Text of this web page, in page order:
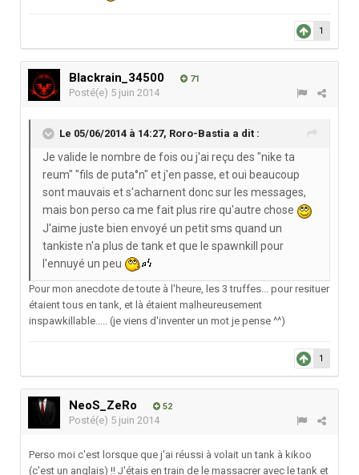
1
Blackrain_34500 71
Posté(e) 5 juin 2014
Le 05/06/2014 à 14:27, Roro-Bastia a dit :
Je valide le nombre de fois ou j'ai reçu des "nike ta
reum" "fils de puta°n" et j'en passe, et oui beaucoup
sont mauvais et s'acharnent donc sur les messages,
mais bon perso ca me fait plus rire qu'autre chose
J'aime juste bien envoyé un petit sms quand un
tankiste n'a plus de tank et que le spawnkill pour
l'ennuyé un peu
Pour mon anecdote de toute à l'heure, les 3 truffes... pour resituer
étaient tous en tank, et là étaient malheureusement
inspawkillable..... (je viens d'inventer un mot je pense ^^)
1
NeoS_ZeRo 52
Posté(e) 5 juin 2014
Perso moi c'est lorsque que j'ai réussi à volait un tank à kikoo
(c'est un anglais) !! J'étais en train de le massacrer avec le tank et